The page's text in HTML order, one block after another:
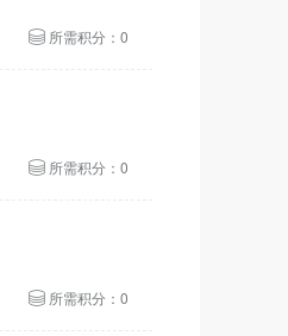
所需积分：0
所需积分：0
所需积分：0